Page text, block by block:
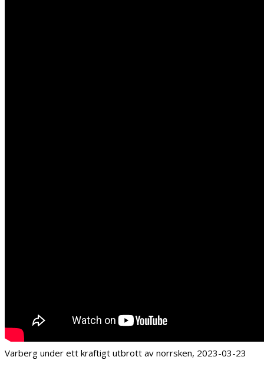
Varberg under ett kraftigt utbrott av norrsken, 2023-03-23